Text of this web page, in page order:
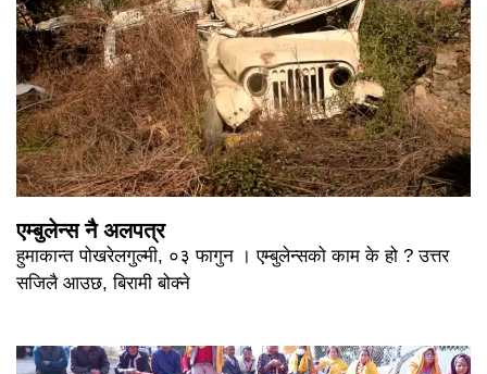
एम्बुलेन्स नै अलपत्र
हुमाकान्त पोखरेलगुल्मी, ०३ फागुन । एम्बुलेन्सको काम के हो ? उत्तर
सजिलै आउछ, बिरामी बोक्ने